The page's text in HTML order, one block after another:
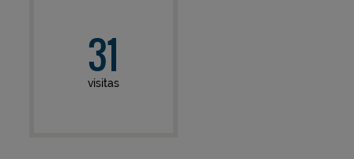
31
visitas